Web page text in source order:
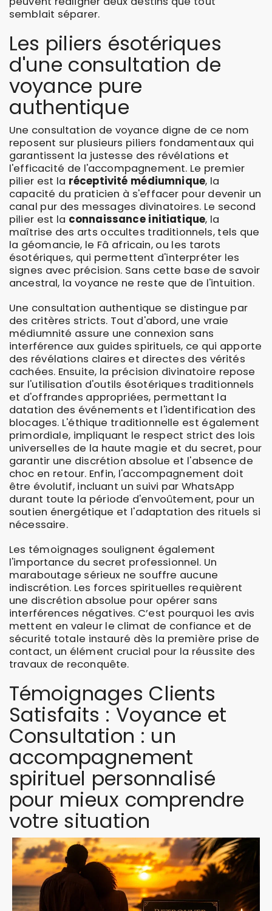
semblait séparer.
Les piliers ésotériques
d'une consultation de
voyance pure
authentique
Une consultation de voyance digne de ce nom
reposent sur plusieurs piliers fondamentaux qui
garantissent la justesse des révélations et
l'efficacité de l'accompagnement. Le premier
pilier est la réceptivité médiumnique, la
capacité du praticien à s'effacer pour devenir un
canal pur des messages divinatoires. Le second
pilier est la connaissance initiatique, la
maîtrise des arts occultes traditionnels, tels que
la géomancie, le Fâ africain, ou les tarots
ésotériques, qui permettent d'interpréter les
signes avec précision. Sans cette base de savoir
ancestral, la voyance ne reste que de l'intuition.
Une consultation authentique se distingue par
des critères stricts. Tout d'abord, une vraie
médiumnité assure une connexion sans
interférence aux guides spirituels, ce qui apporte
des révélations claires et directes des vérités
cachées. Ensuite, la précision divinatoire repose
sur l'utilisation d'outils ésotériques traditionnels
et d'offrandes appropriées, permettant la
datation des événements et l'identification des
blocages. L'éthique traditionnelle est également
primordiale, impliquant le respect strict des lois
universelles de la haute magie et du secret, pour
garantir une discrétion absolue et l'absence de
choc en retour. Enfin, l'accompagnement doit
être évolutif, incluant un suivi par WhatsApp
durant toute la période d'envoûtement, pour un
soutien énergétique et l'adaptation des rituels si
nécessaire.
Les témoignages soulignent également
l'importance du secret professionnel. Un
maraboutage sérieux ne souffre aucune
indiscrétion. Les forces spirituelles requièrent
une discrétion absolue pour opérer sans
interférences négatives. C’est pourquoi les avis
mettent en valeur le climat de confiance et de
sécurité totale instauré dès la première prise de
contact, un élément crucial pour la réussite des
travaux de reconquête.
Témoignages Clients
Satisfaits : Voyance et
Consultation : un
accompagnement
spirituel personnalisé
pour mieux comprendre
votre situation